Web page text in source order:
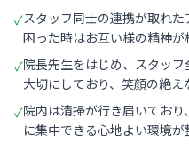
✓スタッフ同士の連携が取れた
困った時はお互い様の精神が
✓院長先生をはじめ、スタッ
大切にしており、笑顔の絶え
✓院内は清掃が行き届いてお
に集中できる心地よい環境が